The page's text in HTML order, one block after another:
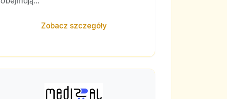
Zobacz szczegóły